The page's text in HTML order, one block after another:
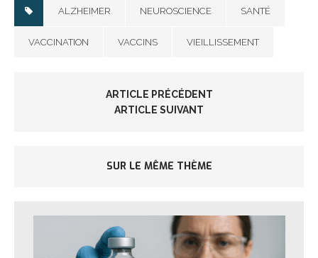
ALZHEIMER NEUROSCIENCE SANTÉ
VACCINATION VACCINS VIEILLISSEMENT
ARTICLE PRÉCÉDENT
ARTICLE SUIVANT
SUR LE MÊME THÈME